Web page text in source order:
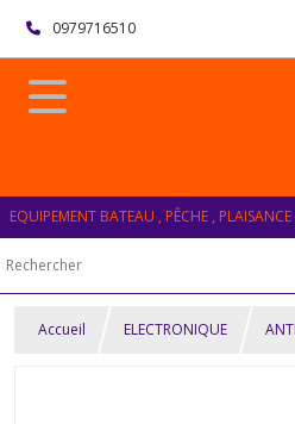
0979716510
EQUIPEMENT BATEAU , PÊCHE ,
Accueil ELECTRONIQUE